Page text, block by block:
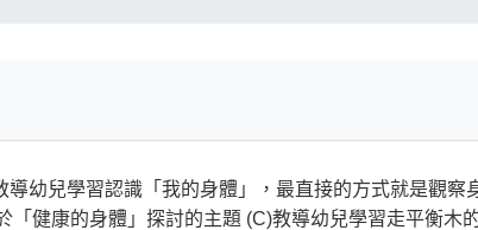
幼兒學習認識「我的身體」，最直接的方式就是觀察
健康的身體」探討的主題 (C)教導幼兒學習走平衡木